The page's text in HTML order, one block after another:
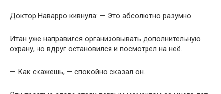
Доктор Наварро кивнула: — Это абсолютно разумно.
Итан уже направился организовывать дополнительную
охрану, но вдруг остановился и посмотрел на неё.
— Как скажешь, — спокойно сказал он.